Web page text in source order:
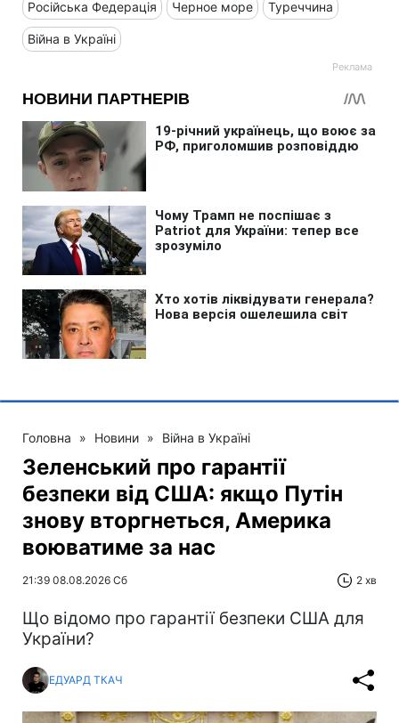
Російська Федерація Черное море Туреччина
Війна в Україні
Головна » Новини » Війна в Україні
Зеленський про гарантії
безпеки від США: якщо Путін
знову вторгнеться, Америка
воюватиме за нас
21:39 08.08.2026 Сб 2 хв
Що відомо про гарантії безпеки США для
України?
ЕДУАРД ТКАЧ